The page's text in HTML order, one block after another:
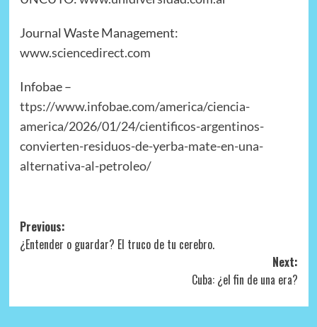
Journal Waste Management:
www.sciencedirect.com
Infobae –
ttps://www.infobae.com/america/ciencia-
america/2026/01/24/cientificos-argentinos-
convierten-residuos-de-yerba-mate-en-una-
alternativa-al-petroleo/
Post
navigation
Previous:
¿Entender o guardar? El truco de tu cerebro.
Next:
Cuba: ¿el fin de una era?